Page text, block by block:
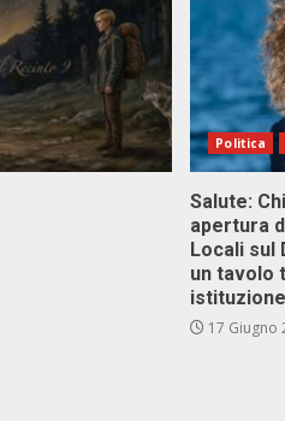
Politica
Salute:
apertura
Locali sul
un tavolo
istituzione
17 Giugno